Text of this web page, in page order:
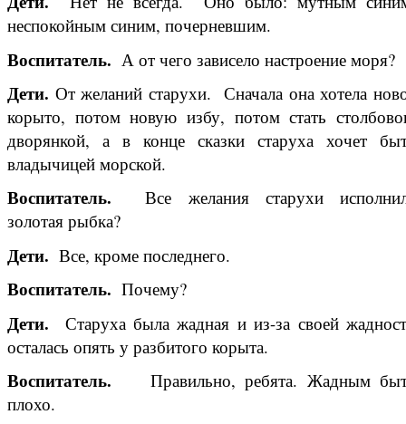
неспокойным синим, почерневшим.
Воспитатель. А от чего зависело настроение моря?
Дети. От желаний старухи. Сначала она хотела
корыто, потом новую избу, потом стать
дворянкой, а в конце сказки старуха хочет
владычицей морской.
Воспитатель.Все желания старухи
золотая рыбка?
Дети. Все, кроме последнего.
Воспитатель. Почему?
Дети. Старуха была жадная и из-за своей
осталась опять у разбитого корыта.
Воспитатель.
Правильно, ребята. Жадным
плохо.